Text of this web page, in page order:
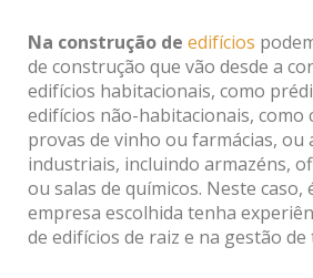
Na construção de edifícios
de construção que vão desde a
edifícios habitacionais, como
edifícios não-habitacionais, como
provas de vinho ou farmácias, ou
industriais, incluindo armazéns,
ou salas de químicos. Neste
empresa escolhida tenha
de edifícios de raiz e na gestão